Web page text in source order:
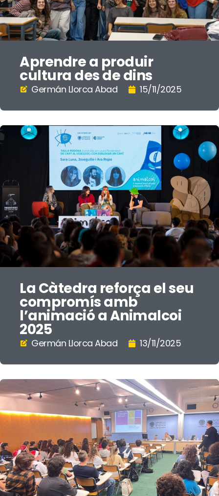
Aprendre a produir
cultura des de dins
Germán Llorca Abad 15/11/2025
La Càtedra reforça el seu
compromís amb
l’animació a Animalcoi
2025
Germán Llorca Abad 13/11/2025